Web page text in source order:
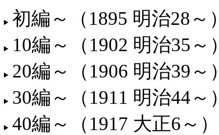
初編～（1895 明治28～
10編～（1902 明治35～
20編～（1906 明治39～
30編～（1911 明治44～
40編～（1917 大正6～）